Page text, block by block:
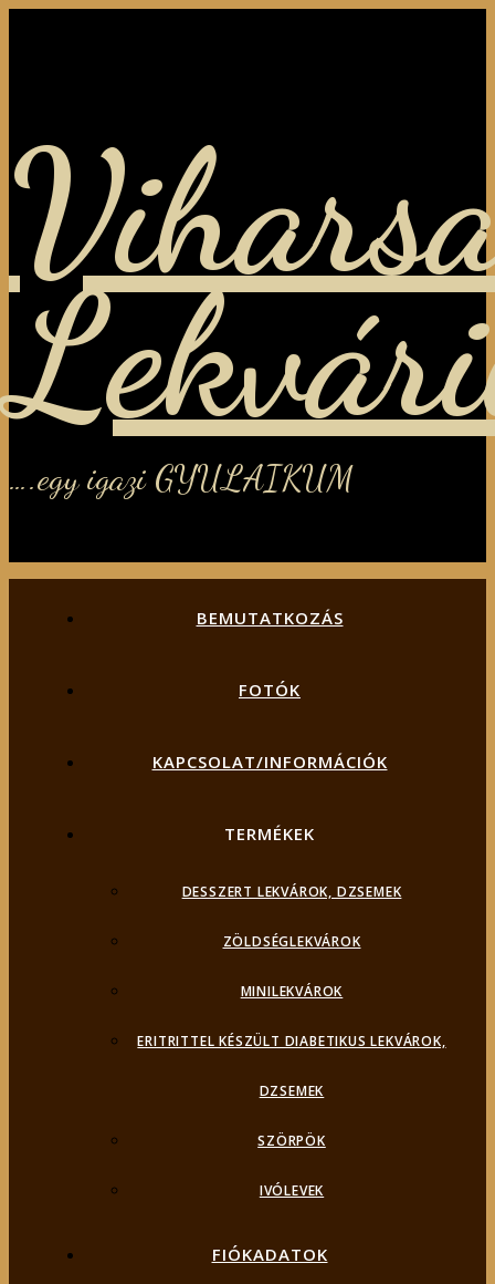
….egy igazi GYULAIKUM
BEMUTATKOZÁS
FOTÓK
KAPCSOLAT/INFORMÁCIÓK
TERMÉKEK
DESSZERT LEKVÁROK, DZSEMEK
ZÖLDSÉGLEKVÁROK
MINILEKVÁROK
ERITRITTEL KÉSZÜLT DIABETIKUS LEKVÁROK,
DZSEMEK
SZÖRPÖK
IVÓLEVEK
FIÓKADATOK